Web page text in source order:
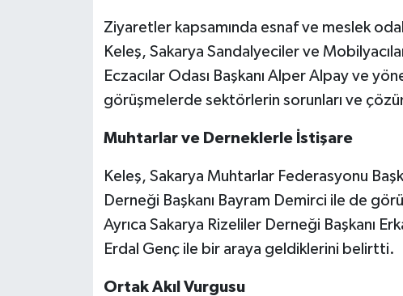
Ziyaretler kapsamında esnaf ve meslek
Keleş, Sakarya Sandalyeciler ve
Eczacılar Odası Başkanı Alper Alpay ve
görüşmelerde sektörlerin sorunları ve
Muhtarlar ve Derneklerle İstişare
Keleş, Sakarya Muhtarlar Federasyonu
Derneği Başkanı Bayram Demirci ile de
Ayrıca Sakarya Rizeliler Derneği Başkanı
Erdal Genç ile bir araya geldiklerini belirtti.
Ortak Akıl Vurgusu